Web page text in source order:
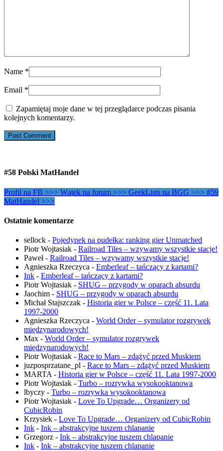
Name *
Email *
Zapamiętaj moje dane w tej przeglądarce podczas pisania
kolejnych komentarzy.
#58 Polski MatHandel
Profil na FB >>> Wątek na forum >>> GeekLists na BGG >>> #59
MatHandel >>>
Ostatnie komentarze
sellock - Pojedynek na pudełka: ranking gier Unmatched
Piotr Wojtasiak - Railroad Tiles – wzywamy wszystkie stacje!
Paweł- Railroad Tiles – wzywamy wszystkie stacje!
Agnieszka Rzeczyca - Emberleaf – tańczący z kartami?
Ink - Emberleaf – tańczący z kartami?
Piotr Wojtasiak - SHUG – przygody w oparach absurdu
Jaochim - SHUG – przygody w oparach absurdu
Michał Stajszczak - Historia gier w Polsce – część 11. Lata
1997-2000
Agnieszka Rzeczyca - World Order – symulator rozgrywek
międzynarodowych!
Max - World Order – symulator rozgrywek
międzynarodowych!
Piotr Wojtasiak - Race to Mars – zdążyć przed Muskiem
juzposprzatane_pl - Race to Mars – zdążyć przed Muskiem
MARTA - Historia gier w Polsce – część 11. Lata 1997-2000
Piotr Wojtasiak - Turbo – rozrywka wysokooktanowa
lbyczy - Turbo – rozrywka wysokooktanowa
Piotr Wojtasiak - Love To Upgrade… Organizery od
CubicRobin
Krzysiek - Love To Upgrade… Organizery od CubicRobin
Ink - Ink – abstrakcyjne tuszem chlapanie
Grzegorz - Ink – abstrakcyjne tuszem chlapanie
Ink - Ink – abstrakcyjne tuszem chlapanie